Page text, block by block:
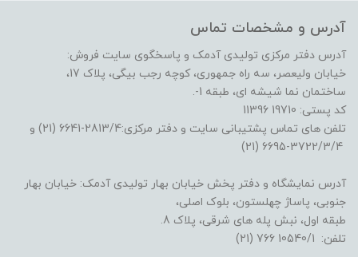
آدرس و مشخصات تماس
آدرس دفتر مرکزی تولیدی آدمک و پاسخگوی سایت فروش:
خیابان ولیعصر، سه راه جمهوری، کوچه رجب بیگی، پلاک 17،
ساختمان نما شیشه ای، طبقه 1-.
کد پستی: 19710 11396
تلفن های تماس پشتیبانی سایت و دفتر مرکزی:2813/4-6641 (21) و
آدرس نمایشگاه و دفتر پخش خیابان بهار تولیدی آدمک: خیابان بهار
جنوبی، پاساژ چهلستون، بلوک اصلی،
طبقه اول، نبش پله های شرقی، پلاک 8.
تلفن: 10540/1 766 (21)